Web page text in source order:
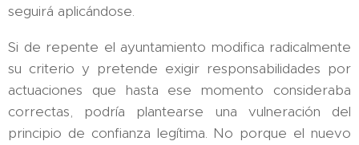
seguirá aplicándose.
Si de repente el ayuntamiento modifica radicalmente
su criterio y pretende exigir responsabilidades por
actuaciones que hasta ese momento consideraba
correctas, podría plantearse una vulneración del
principio de confianza legítima. No porque el nuevo